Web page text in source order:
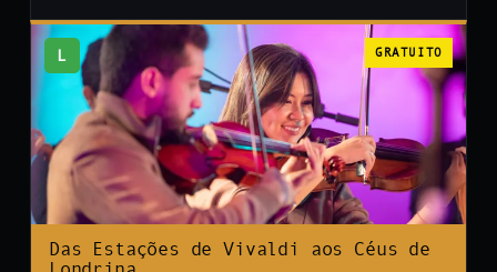
L GRATUITO
Das Estações de Vivaldi aos Céus de